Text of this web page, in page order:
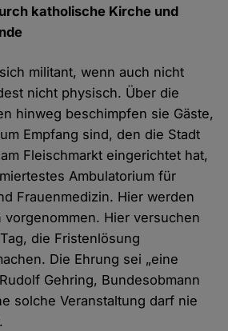
katholische Kirche und
militant, wenn auch nicht
nicht physisch. Über die
hinweg beschimpfen sie Gäste,
Empfang sind, den die Stadt
Fleischmarkt eingerichtet hat,
Ambulatorium für
Frauenmedizin. Hier werden
Hier versuchen
die Fristenlösung
Die Ehrung sei „eine
Gehring, Bundesobmann
solche Veranstaltung darf nie